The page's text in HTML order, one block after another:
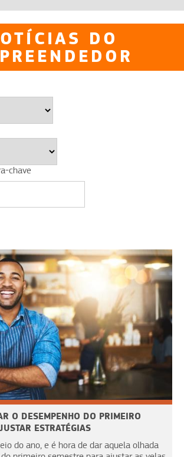
DO
chave
O DESEMPENHO DO PRIMEIRO
ESTRATÉGIAS
do ano, e é hora de dar aquela olhada